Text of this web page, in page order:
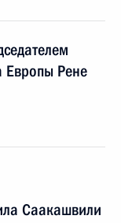
Европы Рене
Саакашвили